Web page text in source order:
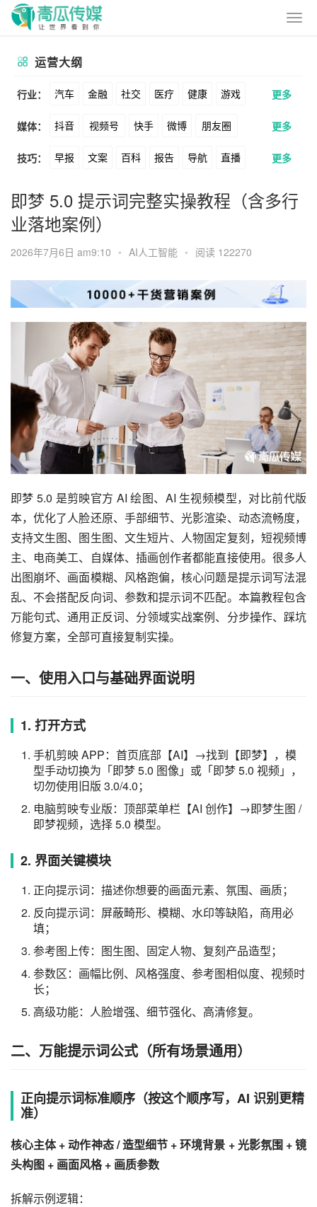
运营大纲
行业： 汽车 金融 社交 医疗 健康 游戏
动漫 美妆 美食 家装 教育 婚纱
酒旅 母婴 宠物 文娱 跨境 科技
广告 元宇宙 房地产
更多
媒体： 抖音 视频号 快手 微博 朋友圈
公众号 B站 小红书 头条 知乎
Soul 360 百度 搜狗 爱奇艺 美柚
美图 最右
Tiktok YouTube Yahoo Bing
更多
技巧： 早报 文案 百科 报告 导航 直播
脚本 话术 电商 私域 社群
涨粉 广告
数据 拉新 活动 用户 游戏 海外
元宇宙 跨境 青瓜通
更多
即梦 5.0 提示词完整实操教程（含多行
业落地案例）
2026年7月6日 am9:10 • AI人工智能 • 阅读 122270
即梦 5.0 是剪映官方 AI 绘图、AI 生视频模型，对比前代版
本，优化了人脸还原、手部细节、光影渲染、动态流畅度，
支持文生图、图生图、文生短片、人物固定复刻，短视频博
主、电商美工、自媒体、插画创作者都能直接使用。 很多人
出图崩坏、画面模糊、风格跑偏，核心问题是提示词写法混
乱、不会搭配反向词、参数和提示词不匹配。本篇教程包含
万能句式、通用正反词、分领域实战案例、分步操作、踩坑
修复方案，全部可直接复制实操。
一、使用入口与基础界面说明
1. 打开方式
手机剪映 APP：首页底部【AI】→找到【即梦】，模
型手动切换为「即梦 5.0 图像」或「即梦 5.0 视频」，
切勿使用旧版 3.0/4.0；
电脑剪映专业版：顶部菜单栏【AI 创作】→即梦生图 /
即梦视频，选择 5.0 模型。
2. 界面关键模块
正向提示词：描述你想要的画面元素、氛围、画质；
反向提示词：屏蔽畸形、模糊、水印等缺陷，商用必
填；
参考图上传：图生图、固定人物、复刻产品造型；
参数区：画幅比例、风格强度、参考图相似度、视频时
长；
高级功能：人脸增强、细节强化、高清修复。
二、万能提示词公式（所有场景通用）
正向提示词标准顺序（按这个顺序写，AI 识别更精
准）
核心主体 + 动作神态 / 造型细节 + 环境背景 + 光影氛围 + 镜
头构图 + 画面风格 + 画质参数
拆解示例逻辑：